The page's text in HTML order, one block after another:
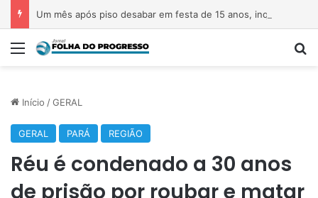
Menu
Início /GERAL
GERAL PARÁ REGIÃO
Réu é condenado a 30 anos
de prisão por roubar e matar